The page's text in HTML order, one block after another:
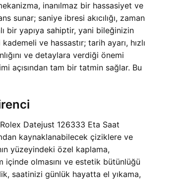
inanılmaz bir hassasiyet ve
saniye ibresi akıcılığı, zaman
bir yapıya sahiptir, yani bileğinizin
ve hassastır; tarih ayarı, hızlı
ve detaylara verdiği önemi
açısından tam bir tatmin sağlar. Bu
Datejust 126333 Eta Saat
kaynaklanabilecek çiziklere ve
yüzeyindeki özel kaplama,
içinde olmasını ve estetik bütünlüğü
saatinizi günlük hayatta el yıkama,